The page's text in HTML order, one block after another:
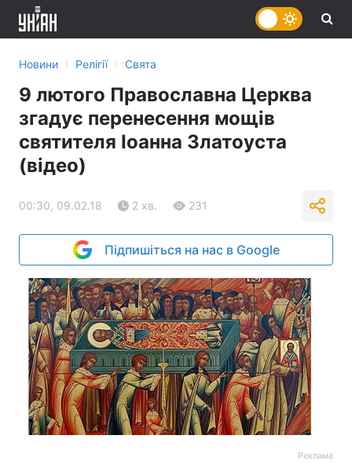
Новини › Релігії › Свята
9 лютого Православна Церква
згадує перенесення мощів
святителя Іоанна Златоуста
(відео)
00:30, 09.02.18 2 хв. 231
Підпишіться на нас в Google
Реклама